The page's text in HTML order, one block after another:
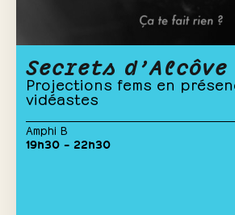
Secrets d’Alcôve
Projections fems en
vidéastes
Amphi B
19h30 – 22h30